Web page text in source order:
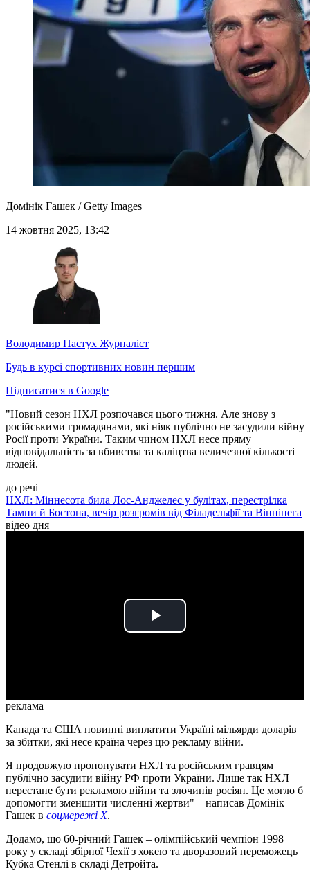
Домінік Гашек / Getty Images
14 жовтня 2025, 13:42
Володимир Пастух Журналіст
Будь в курсі спортивних новин першим
Підписатися в Google
"Новий сезон НХЛ розпочався цього тижня. Але знову з
російськими громадянами, які ніяк публічно не засудили війну
Росії проти України. Таким чином НХЛ несе пряму
відповідальність за вбивства та каліцтва величезної кількості
людей.
до речі
НХЛ: Міннесота била Лос-Анджелес у булітах, перестрілка
Тампи й Бостона, вечір розгромів від Філадельфії та Вінніпега
відео дня
Play
реклама
Канада та США повинні виплатити Україні мільярди доларів
за збитки, які несе країна через цю рекламу війни.
Я продовжую пропонувати НХЛ та російським гравцям
публічно засудити війну РФ проти України. Лише так НХЛ
перестане бути рекламою війни та злочинів росіян. Це могло б
допомогти зменшити численні жертви" – написав Домінік
Гашек в соцмережі X.
Додамо, що 60-річний Гашек – олімпійський чемпіон 1998
року у складі збірної Чехії з хокею та дворазовий переможець
Кубка Стенлі в складі Детройта.